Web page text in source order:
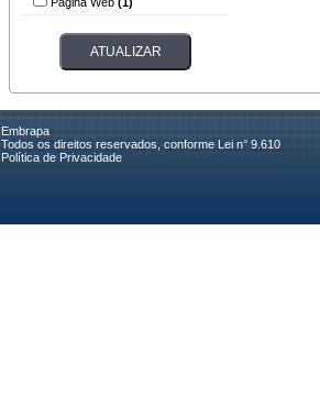
Embrapa
Todos os direitos reservados, conforme Lei n° 9.610
Política de Privacidade